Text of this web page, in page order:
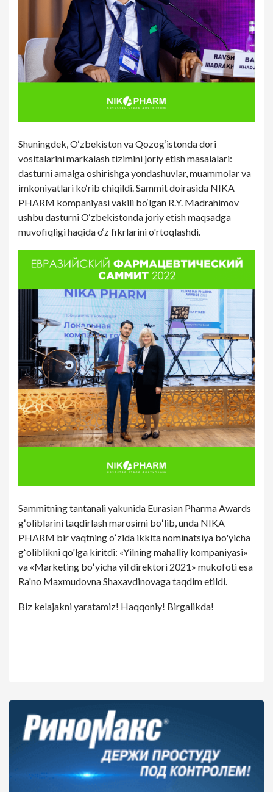
Shuningdek, O‘zbekiston va Qozog‘istonda dori
vositalarini markalash tizimini joriy etish masalalari:
dasturni amalga oshirishga yondashuvlar, muammolar va
imkoniyatlari ko‘rib chiqildi. Sammit doirasida NIKA
PHARM kompaniyasi vakili bo‘lgan R.Y. Madrahimov
ushbu dasturni O‘zbekistonda joriy etish maqsadga
muvofiqligi haqida o‘z fikrlarini o'rtoqlashdi.
Sammitning tantanali yakunida Eurasian Pharma Awards
gʻoliblarini taqdirlash marosimi boʻlib, unda NIKA
PHARM bir vaqtning oʻzida ikkita nominatsiya bo'yicha
gʻoliblikni qo'lga kiritdi: «Yilning mahalliy kompaniyasi»
va «Marketing boʻyicha yil direktori 2021» mukofoti esa
Ra'no Maxmudovna Shaxavdinovaga taqdim etildi.
Biz kelajakni yaratamiz! Haqqoniy! Birgalikda!